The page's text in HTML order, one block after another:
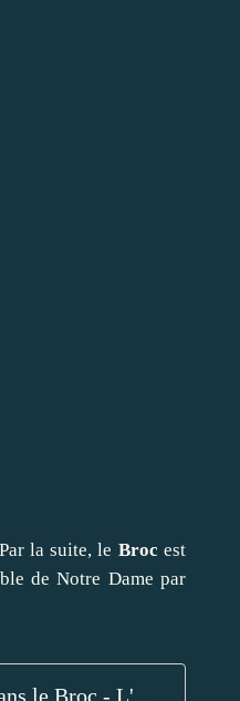
la suite, le Broc est
de Notre Dame par
Au hasard dans le Broc - L'Auvergne Vue par Papou Poustache